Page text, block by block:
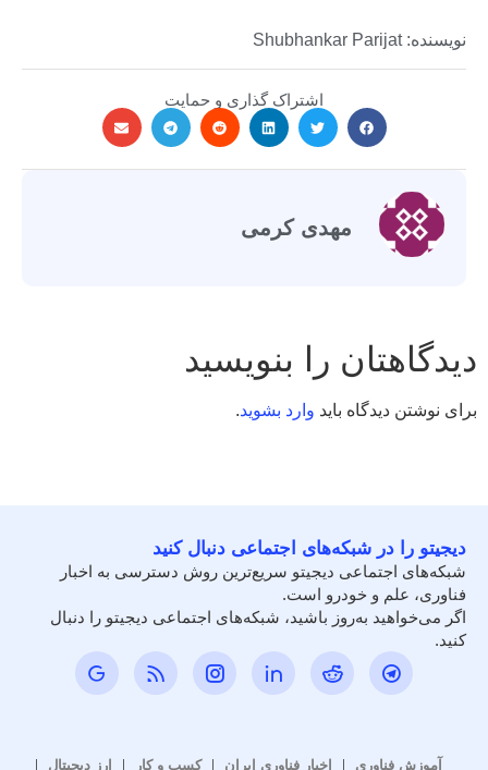
نویسنده: Shubhankar Parijat
اشتراک گذاری و حمایت
مهدی کرمی
دیدگاهتان را بنویسید
برای نوشتن دیدگاه باید وارد بشوید.
دیجیتو را در شبکه‌های اجتماعی دنبال کنید
شبکه‌های اجتماعی دیجیتو سریع‌ترین روش دسترسی به اخبار
فناوری، علم و خودرو است.
اگر می‌خواهید به‌روز باشید، شبکه‌های اجتماعی دیجیتو را دنبال
کنید.
آموزش فناوری اخبار فناوری ایران کسب و کار ارز دیجیتال